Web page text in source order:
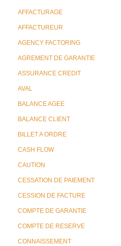
AFFACTURAGE
AFFACTUREUR
AGENCY FACTORING
AGREMENT DE GARANTIE
ASSURANCE CREDIT
AVAL
BALANCE AGEE
BALANCE CLIENT
BILLET A ORDRE
CASH FLOW
CAUTION
CESSATION DE PAIEMENT
CESSION DE FACTURE
COMPTE DE GARANTIE
COMPTE DE RESERVE
CONNAISSEMENT